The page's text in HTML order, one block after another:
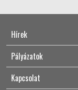
Hírek
Pályázatok
Kapcsolat